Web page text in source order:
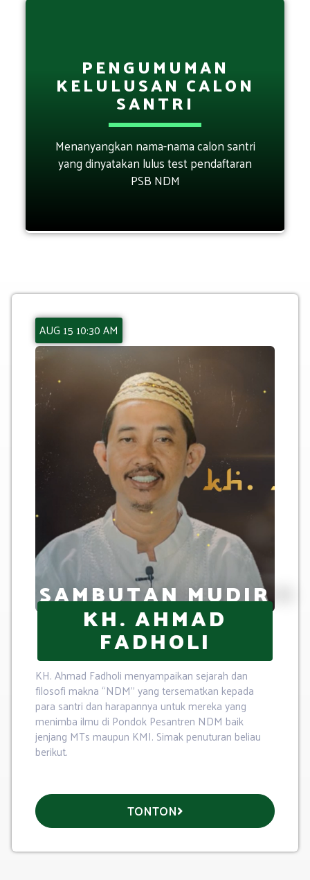
PENGUMUMAN
KELULUSAN CALON
SANTRI
Menanyangkan nama-nama calon santri
yang dinyatakan lulus test pendaftaran
PSB NDM
AUG 15 10:30 AM
SAMBUTAN MUDIR
KH. AHMAD
FADHOLI
KH. Ahmad Fadholi menyampaikan sejarah dan
filosofi makna “NDM” yang tersematkan kepada
para santri dan harapannya untuk mereka yang
menimba ilmu di Pondok Pesantren NDM baik
jenjang MTs maupun KMI. Simak penuturan beliau
berikut.
TONTON